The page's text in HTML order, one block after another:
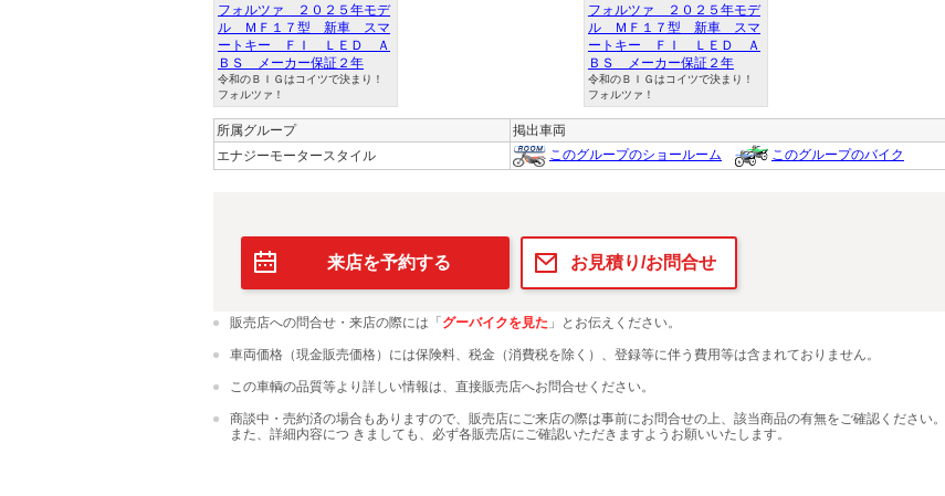
フォルツァ ２０２５年モデ
ル ＭＦ１７型 新車 スマ
ートキー ＦＩ ＬＥＤ Ａ
ＢＳ メーカー保証２年
令和のＢＩＧはコイツで決まり！
フォルツァ！
フォルツァ ２０２５年モデ
ル ＭＦ１７型 新車 スマ
ートキー ＦＩ ＬＥＤ Ａ
ＢＳ メーカー保証２年
令和のＢＩＧはコイツで決まり！
フォルツァ！
所属グループ
掲出車両
エナジーモータースタイル
このグループのショールーム このグループのバイク
来店を予約する お見積り/お問合せ
販売店への問合せ・来店の際には「グーバイクを見た 」とお伝えください。
車両価格（現金販売価格）には保険料、税金（消費税を除く）、登録等に伴う費用等は含まれておりません。
この車輌の品質等より詳しい情報は、直接販売店へお問合せください。
商談中・売約済の場合もありますので、販売店にご来店の際は事前にお問合せの上、該当商品の有無をご確認ください。
また、詳細内容につ きましても、必ず各販売店にご確認いただきますようお願いいたします。